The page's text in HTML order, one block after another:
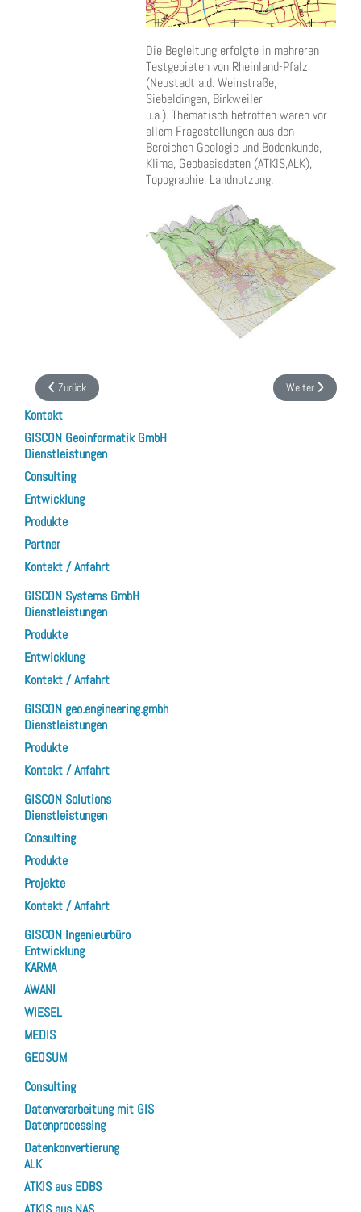
Die Begleitung erfolgte in mehreren
Testgebieten von Rheinland-Pfalz
(Neustadt a.d. Weinstraße,
Siebeldingen, Birkweiler
u.a.). Thematisch betroffen waren vor
allem Fragestellungen aus den
Bereichen Geologie und Bodenkunde,
Klima, Geobasisdaten (ATKIS,ALK),
Topographie, Landnutzung.
Vorheriger Beitrag: Natura 2000: Erfassungsmodule für FFH-Gebiete und -
Zurück Nächster
Weiter
Kontakt
GISCON Geoinformatik GmbH
Dienstleistungen
Consulting
Entwicklung
Produkte
Partner
Kontakt / Anfahrt
GISCON Systems GmbH
Dienstleistungen
Produkte
Entwicklung
Kontakt / Anfahrt
GISCON geo.engineering.gmbh
Dienstleistungen
Produkte
Kontakt / Anfahrt
GISCON Solutions
Dienstleistungen
Consulting
Produkte
Projekte
Kontakt / Anfahrt
GISCON Ingenieurbüro
Entwicklung
KARMA
AWANI
WIESEL
MEDIS
GEOSUM
Consulting
Datenverarbeitung mit GIS
Datenprocessing
Datenkonvertierung
ALK
ATKIS aus EDBS